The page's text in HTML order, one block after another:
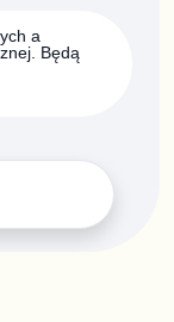
a
Będą